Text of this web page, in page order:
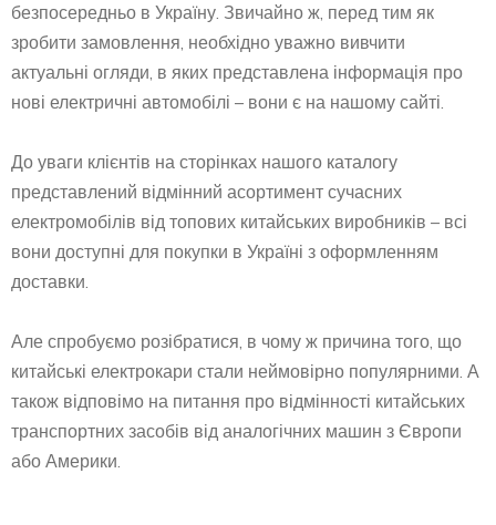
безпосередньо в Україну. Звичайно ж, перед тим як
зробити замовлення, необхідно уважно вивчити
актуальні огляди, в яких представлена інформація про
нові електричні автомобілі – вони є на нашому сайті.
До уваги клієнтів на сторінках нашого каталогу
представлений відмінний асортимент сучасних
електромобілів від топових китайських виробників – всі
вони доступні для покупки в Україні з оформленням
доставки.
Але спробуємо розібратися, в чому ж причина того, що
китайські електрокари стали неймовірно популярними. А
також відповімо на питання про відмінності китайських
транспортних засобів від аналогічних машин з Європи
або Америки.